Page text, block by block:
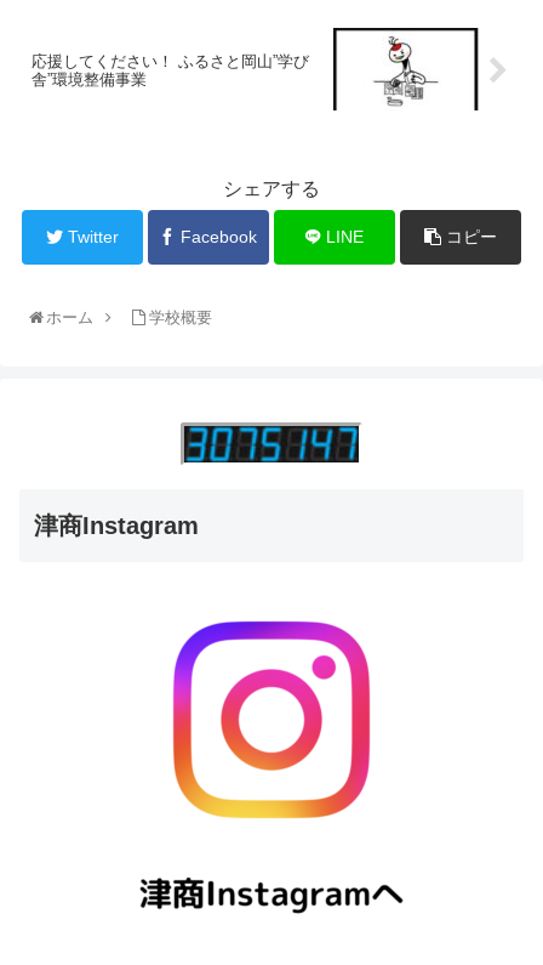
応援してください！ ふるさと岡山”学び
舎”環境整備事業
シェアする
Twitter Facebook LINE コピー
ホーム 学校概要
津商Instagram